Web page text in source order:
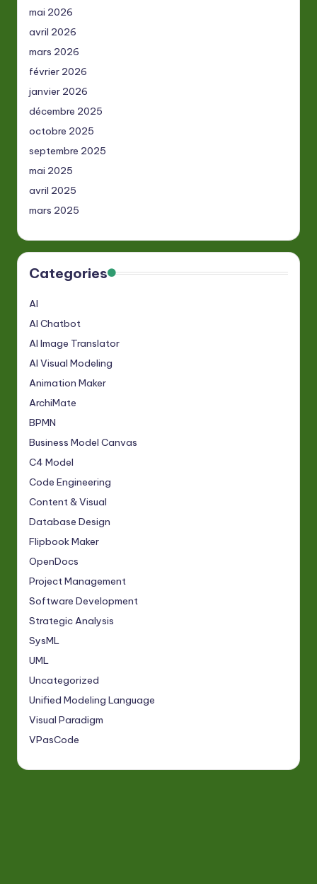
mai 2026
avril 2026
mars 2026
février 2026
janvier 2026
décembre 2025
octobre 2025
septembre 2025
mai 2025
avril 2025
mars 2025
Categories
AI
AI Chatbot
AI Image Translator
AI Visual Modeling
Animation Maker
ArchiMate
BPMN
Business Model Canvas
C4 Model
Code Engineering
Content & Visual
Database Design
Flipbook Maker
OpenDocs
Project Management
Software Development
Strategic Analysis
SysML
UML
Uncategorized
Unified Modeling Language
Visual Paradigm
VPasCode